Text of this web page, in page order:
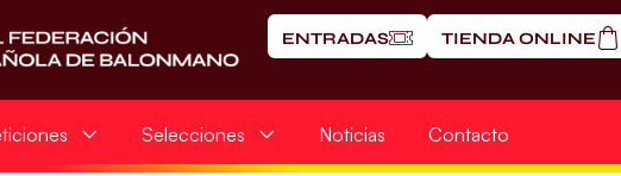
ENTRADAS TIENDA ONLINE
Selecciones Noticias Contacto